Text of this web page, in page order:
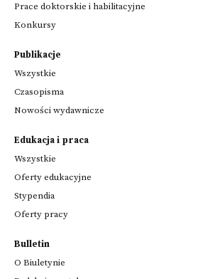
Prace doktorskie i habilitacyjne
Konkursy
Publikacje
Wszystkie
Czasopisma
Nowości wydawnicze
Edukacja i praca
Wszystkie
Oferty edukacyjne
Stypendia
Oferty pracy
Bulletin
O Biuletynie